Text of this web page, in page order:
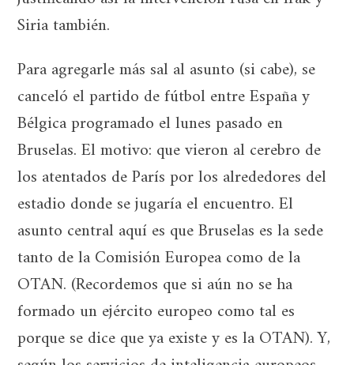
Siria también.
Para agregarle más sal al asunto (si cabe), se
canceló el partido de fútbol entre España y
Bélgica programado el lunes pasado en
Bruselas. El motivo: que vieron al cerebro de
los atentados de París por los alrededores del
estadio donde se jugaría el encuentro. El
asunto central aquí es que Bruselas es la sede
tanto de la Comisión Europea como de la
OTAN. (Recordemos que si aún no se ha
formado un ejército europeo como tal es
porque se dice que ya existe y es la OTAN). Y,